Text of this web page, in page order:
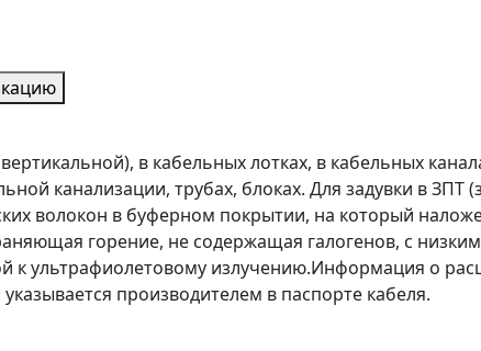
в кабельных лотках, в кабельных
канализации, трубах, блоках. Для задувки в ЗПТ
волокон в буферном покрытии, на который
горение, не содержащая галогенов, с
к ультрафиолетовому излучению.Информация о
производителем в паспорте кабеля.